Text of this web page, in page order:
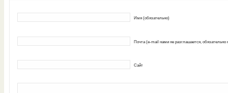
Имя (обязательно)
Почта (e-mail нами не разглашается, обязательно
Сайт